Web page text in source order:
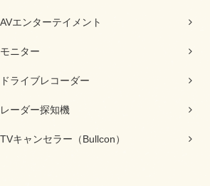
AVエンターテイメント
モニター
ドライブレコーダー
レーダー探知機
TVキャンセラー（Bullcon）